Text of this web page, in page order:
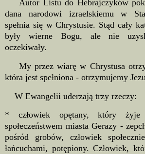
Autor Listu do Hebrajczyków
dana narodowi izraelskiemu w
spełnia się w Chrystusie. Stąd cały
były wierne Bogu, ale nie
oczekiwały.
My przez wiarę w Chrystusa
która jest spełniona - otrzymujemy
W Ewangelii uderzają trzy rzeczy:
* człowiek opętany, który żyje
społeczeństwem miasta Gerazy -
pośród grobów, człowiek
łańcuchami, potępiony. Człowiek,